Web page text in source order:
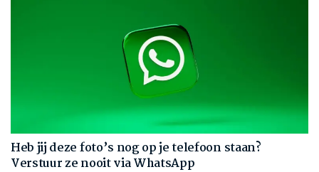
Heb jij deze foto’s nog op je telefoon staan?
Verstuur ze nooit via WhatsApp